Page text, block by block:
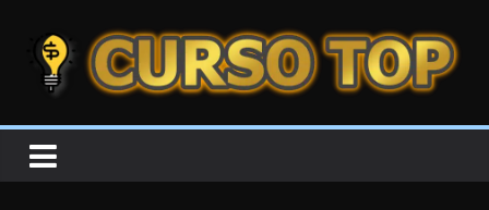
CURSOTOP
s